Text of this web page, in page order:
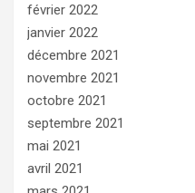
février 2022
janvier 2022
décembre 2021
novembre 2021
octobre 2021
septembre 2021
mai 2021
avril 2021